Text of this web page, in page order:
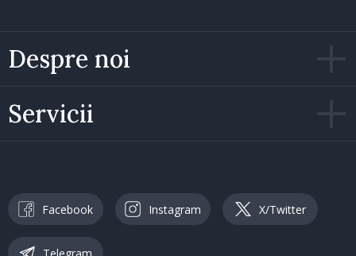
Despre noi
Servicii
Facebook Instagram X/Twitter
Telegram